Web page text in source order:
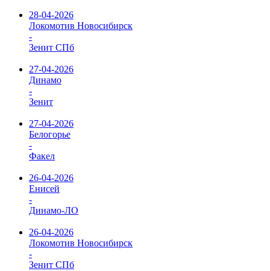
28-04-2026
Локомотив Новосибирск
-
Зенит СПб
27-04-2026
Динамо
-
Зенит
27-04-2026
Белогорье
-
Факел
26-04-2026
Енисей
-
Динамо-ЛО
26-04-2026
Локомотив Новосибирск
-
Зенит СПб